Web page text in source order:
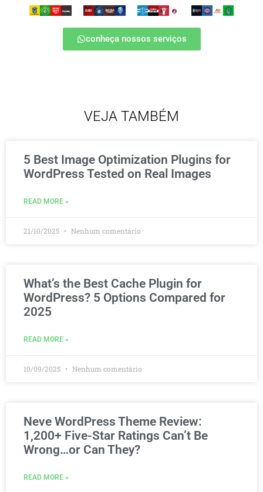
conheça nossos serviços
VEJA TAMBÉM
5 Best Image Optimization Plugins for
WordPress Tested on Real Images
READ MORE »
21/10/2025 Nenhum comentário
What’s the Best Cache Plugin for
WordPress? 5 Options Compared for
2025
READ MORE »
10/09/2025 Nenhum comentário
Neve WordPress Theme Review:
1,200+ Five-Star Ratings Can’t Be
Wrong…or Can They?
READ MORE »